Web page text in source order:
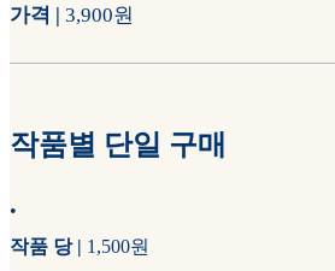
가격 | 3,900원
작품별 단일 구매
•
작품 당 | 1,500원